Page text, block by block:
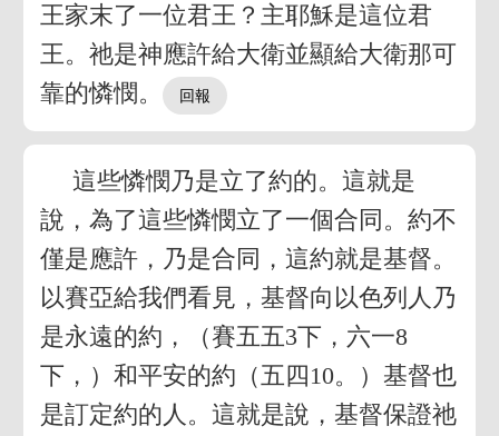
王家末了一位君王？主耶穌是這位君
王。祂是神應許給大衛並顯給大衛那可
靠的憐憫。
這些憐憫乃是立了約的。這就是
說，為了這些憐憫立了一個合同。約不
僅是應許，乃是合同，這約就是基督。
以賽亞給我們看見，基督向以色列人乃
是永遠的約，（賽五五3下，六一8
下，）和平安的約（五四10。）基督也
是訂定約的人。這就是說，基督保證祂